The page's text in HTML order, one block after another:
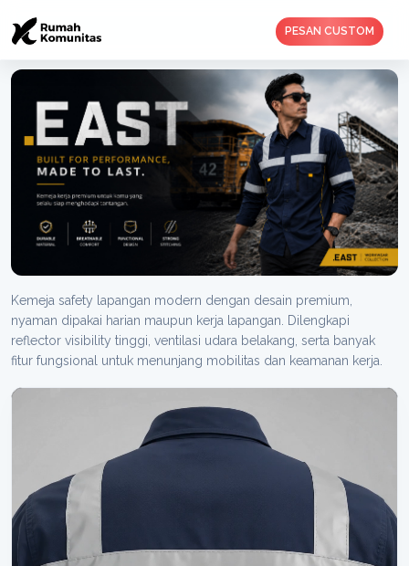
PESAN CUSTOM
Kemeja safety lapangan modern dengan desain premium,
nyaman dipakai harian maupun kerja lapangan. Dilengkapi
reflector visibility tinggi, ventilasi udara belakang, serta banyak
fitur fungsional untuk menunjang mobilitas dan keamanan kerja.